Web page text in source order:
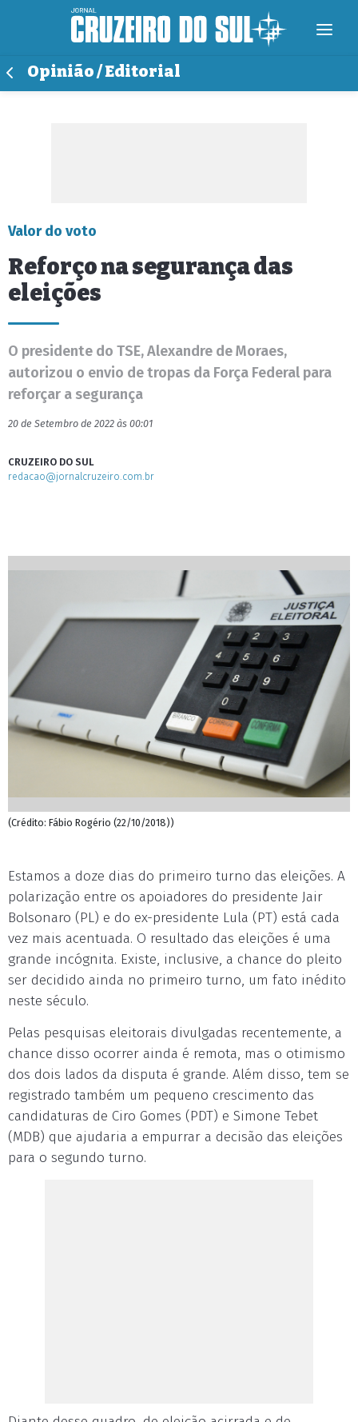
Opinião / Editorial
Valor do voto
Reforço na segurança das
eleições
O presidente do TSE, Alexandre de Moraes,
autorizou o envio de tropas da Força Federal para
reforçar a segurança
20 de Setembro de 2022 às 00:01
CRUZEIRO DO SUL
redacao@jornalcruzeiro.com.br
(Crédito: Fábio Rogério (22/10/2018))
Estamos a doze dias do primeiro turno das eleições. A
polarização entre os apoiadores do presidente Jair
Bolsonaro (PL) e do ex-presidente Lula (PT) está cada
vez mais acentuada. O resultado das eleições é uma
grande incógnita. Existe, inclusive, a chance do pleito
ser decidido ainda no primeiro turno, um fato inédito
neste século.
Pelas pesquisas eleitorais divulgadas recentemente, a
chance disso ocorrer ainda é remota, mas o otimismo
dos dois lados da disputa é grande. Além disso, tem se
registrado também um pequeno crescimento das
candidaturas de Ciro Gomes (PDT) e Simone Tebet
(MDB) que ajudaria a empurrar a decisão das eleições
para o segundo turno.